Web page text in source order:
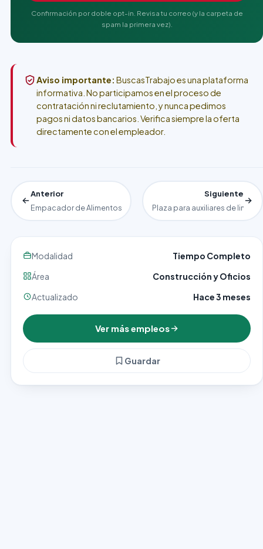
Confirmación por doble opt-in. Revisa tu correo (y la carpeta de
spam la primera vez).
Aviso importante: BuscasTrabajo es una plataforma
informativa. No participamos en el proceso de
contratación ni reclutamiento, y nunca pedimos
pagos ni datos bancarios. Verifica siempre la oferta
directamente con el empleador.
Anterior
Empacador de Alimentos Desde Casa
Siguiente
Plaza para auxiliares de
Modalidad
Tiempo Completo
Área
Construcción y Oficios
Actualizado
Hace 3 meses
Ver más empleos
Guardar